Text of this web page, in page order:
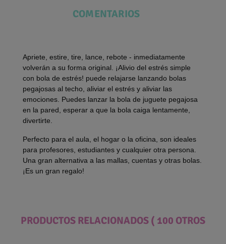
COMENTARIOS
Apriete, estire, tire, lance, rebote - inmediatamente
volverán a su forma original. ¡Alivio del estrés simple
con bola de estrés! puede relajarse lanzando bolas
pegajosas al techo, aliviar el estrés y aliviar las
emociones. Puedes lanzar la bola de juguete pegajosa
en la pared, esperar a que la bola caiga lentamente,
divertirte.
Perfecto para el aula, el hogar o la oficina, son ideales
para profesores, estudiantes y cualquier otra persona.
Una gran alternativa a las mallas, cuentas y otras bolas.
¡Es un gran regalo!
PRODUCTOS RELACIONADOS ( 100 OTROS